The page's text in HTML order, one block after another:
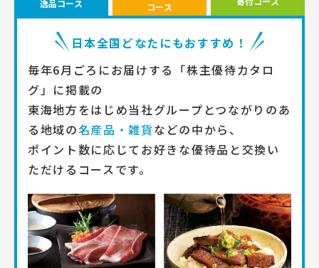
逸品コース
コース
日本全国どなたにもおすすめ！
毎年6月ごろにお届けする「株主優待カタロ
グ」に掲載の
東海地方をはじめ当社グループとつながりのあ
る地域の名産品・雑貨などの中から、
ポイント数に応じてお好きな優待品と交換い
ただけるコースです。